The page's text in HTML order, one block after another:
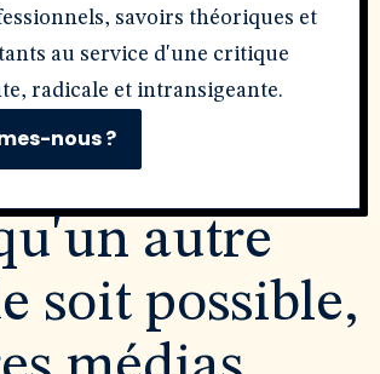
savoirs théoriques et
au service d'une critique
radicale et intransigeante.
nous ?
autre
soit possible,